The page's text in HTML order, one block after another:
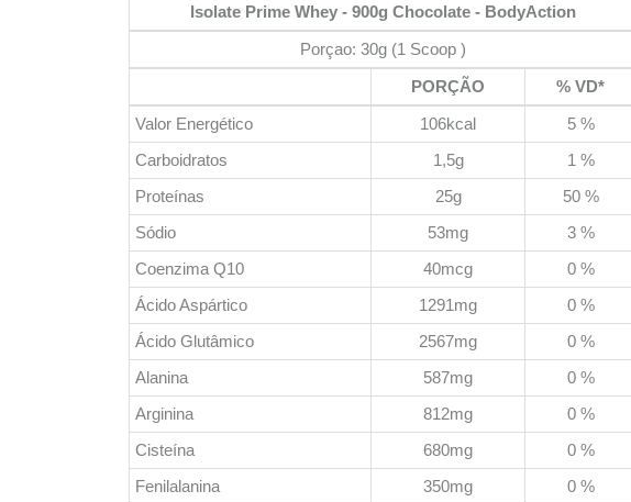
Isolate Prime Whey - 900g Chocolate - BodyAction
Porçao: 30g (1 Scoop )
PORÇÃO
% VD*
Valor Energético
106kcal
5 %
Carboidratos
1,5g
1 %
Proteínas
25g
50 %
Sódio
53mg
3 %
Coenzima Q10
40mcg
0 %
Ácido Aspártico
1291mg
0 %
Ácido Glutâmico
2567mg
0 %
Alanina
587mg
0 %
Arginina
812mg
0 %
Cisteína
680mg
0 %
Fenilalanina
350mg
0 %